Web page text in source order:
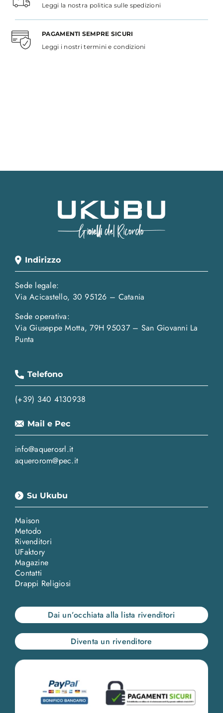
Leggi la nostra politica sulle spedizioni
PAGAMENTI SEMPRE SICURI
Leggi i nostri termini e condizioni
Indirizzo
Sede legale:
Via Acicastello, 30 95126 – Catania
Sede operativa:
Via Giuseppe Motta, 79H 95037 – San Giovanni La
Punta
Telefono
(+39) 340 4130938
Mail e Pec
info@aquerosrl.it
aquerorom@pec.it
Su Ukubu
Maison
Metodo
Rivenditori
UFaktory
Magazine
Contatti
Drappi Religiosi
Dai un’occhiata alla lista rivenditori
Diventa un rivenditore